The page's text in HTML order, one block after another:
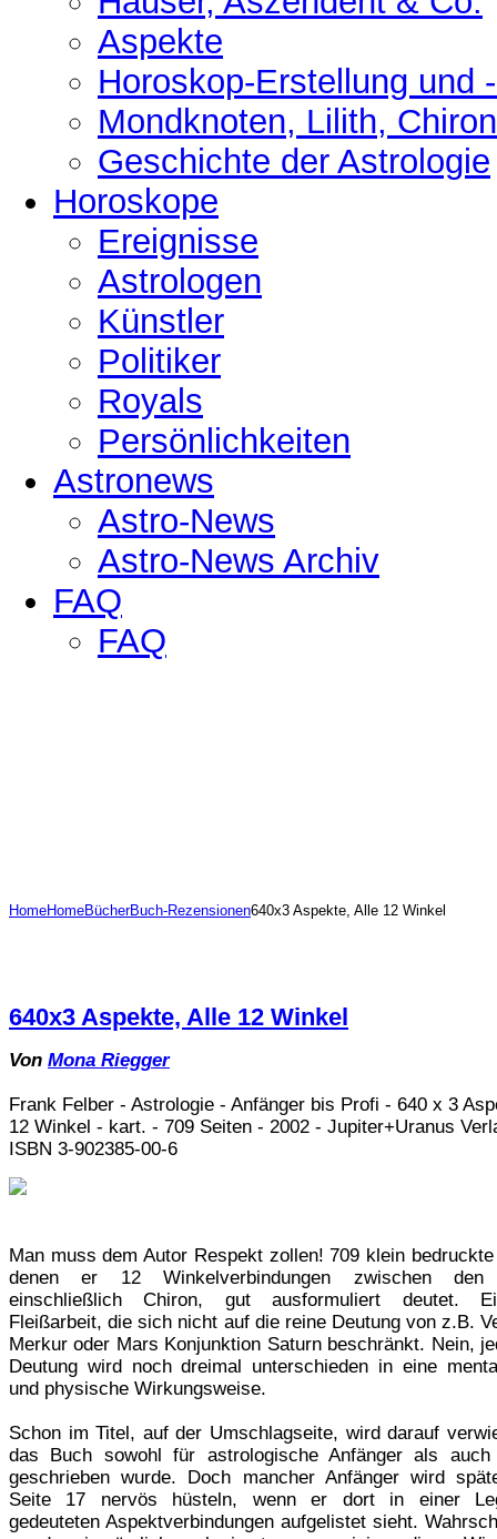
Aspekte
Horoskop-Erstellung und
Mondknoten, Lilith,
Geschichte der Astrologie
Horoskope
Ereignisse
Astrologen
Künstler
Politiker
Royals
Persönlichkeiten
Astronews
Astro-News
Astro-News Archiv
FAQ
FAQ
HomeHomeBücherBuch-Rezensionen640x3 Aspekte, Alle 12 Winkel
640x3 Aspekte, Alle 12 Winkel
Von Mona Riegger
Frank Felber - Astrologie - Anfänger bis Profi - 640 x 3
12 Winkel - kart. - 709 Seiten - 2002 - Jupiter+Uranus
ISBN 3-902385-00-6
Man muss dem Autor Respekt zollen! 709 klein
denen er 12 Winkelverbindungen zwischen den
einschließlich Chiron, gut ausformuliert deutet.
Fleißarbeit, die sich nicht auf die reine Deutung von z.B.
Merkur oder Mars Konjunktion Saturn beschränkt. Nein,
Deutung wird noch dreimal unterschieden in eine
und physische Wirkungsweise.
Schon im Titel, auf der Umschlagseite, wird darauf
das Buch sowohl für astrologische Anfänger als
geschrieben wurde. Doch mancher Anfänger wird
Seite 17 nervös hüsteln, wenn er dort in einer
gedeuteten Aspektverbindungen aufgelistet sieht.